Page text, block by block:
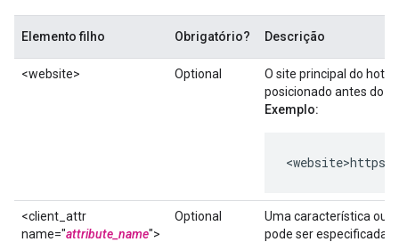
Elemento filho Obrigatório? Descrição
<website> Optional
O site principal do
posicionado antes do
Exemplo:
<client_attr
name="attribute_name">
Optional
Uma característica ou
pode ser especificada